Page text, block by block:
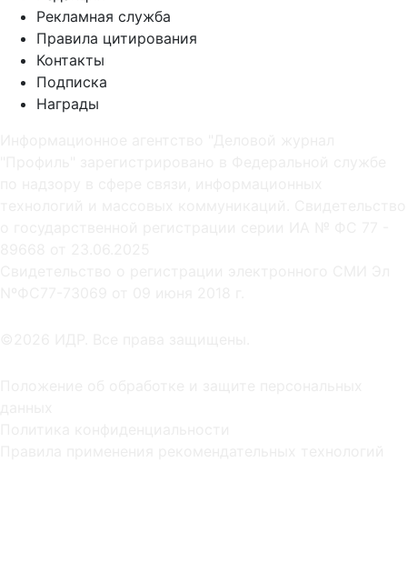
Рекламная служба
Правила цитирования
Контакты
Подписка
Награды